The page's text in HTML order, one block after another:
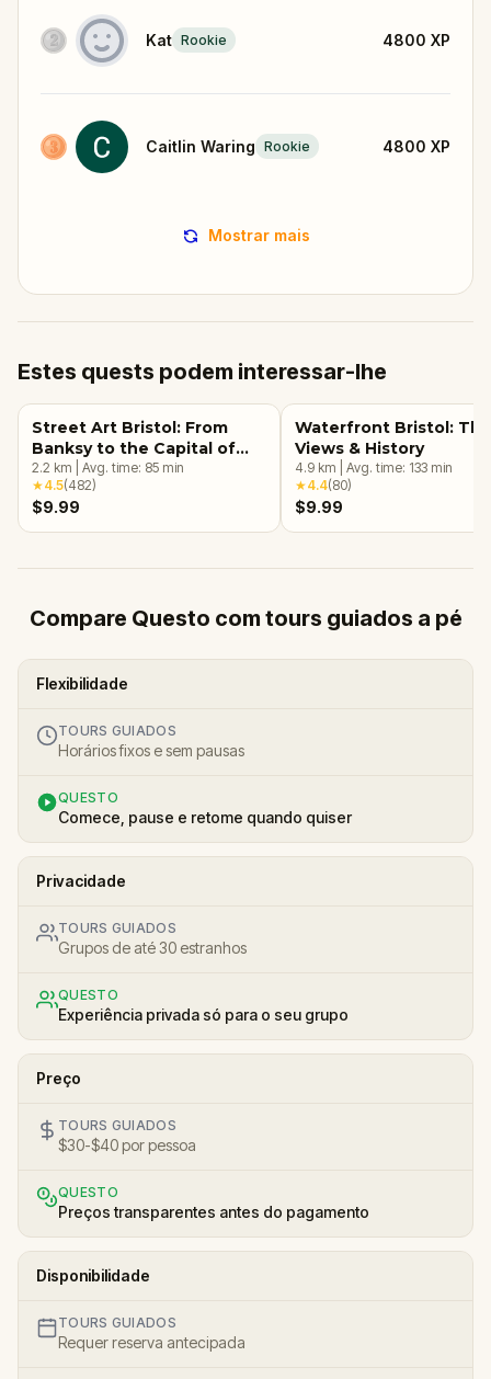
Kat Rookie 4800 XP
Caitlin Waring Rookie 4800 XP
Mostrar mais
Estes quests podem interessar-lhe
Street Art Bristol: From
Banksy to the Capital of
Graffiti Walking Tour &
Escape Game
2.2 km Avg. time: 85 min
★4.5(482)
$9.99
Waterfront Bristol: The
Views & History
4.9 km Avg. time: 133 min
★4.4(80)
$9.99
Compare Questo com tours guiados a pé
Flexibilidade
TOURS GUIADOS
Horários fixos e sem pausas
QUESTO
Comece, pause e retome quando quiser
Privacidade
TOURS GUIADOS
Grupos de até 30 estranhos
QUESTO
Experiência privada só para o seu grupo
Preço
TOURS GUIADOS
$30-$40 por pessoa
QUESTO
Preços transparentes antes do pagamento
Disponibilidade
TOURS GUIADOS
Requer reserva antecipada